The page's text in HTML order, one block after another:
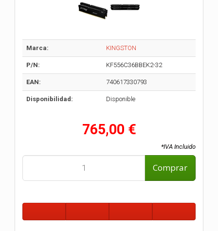
Marca: KINGSTON
P/N: KF556C36BBEK2-32
EAN: 740617330793
Disponibilidad: Disponible
765,00 €
*IVA Incluido
Comprar